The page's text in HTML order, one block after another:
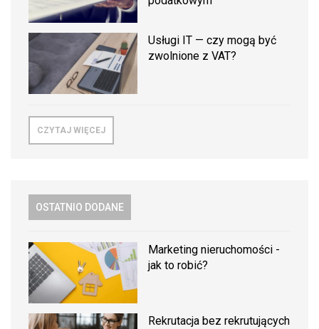
Usługi IT — czy mogą być
zwolnione z VAT?
CZYTAJ WIĘCEJ
OSTATNIO DODANE
Marketing nieruchomości -
jak to robić?
Rekrutacja bez rekrutujących